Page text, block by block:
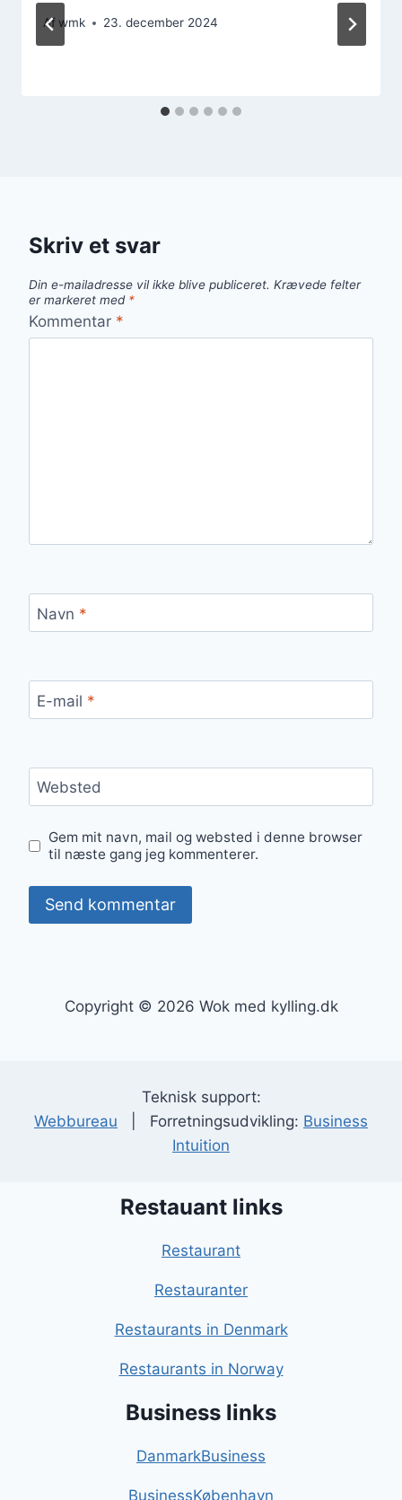
Af wmk 23. december 2024
Skriv et svar
Din e-mailadresse vil ikke blive publiceret. Krævede felter
er markeret med *
Kommentar *
Navn *
E-mail *
Websted
Gem mit navn, mail og websted i denne browser
til næste gang jeg kommenterer.
Copyright © 2026 Wok med kylling.dk
Teknisk support:
Webbureau | Forretningsudvikling: Business
Intuition
Restauant links
Restaurant
Restauranter
Restaurants in Denmark
Restaurants in Norway
Business links
DanmarkBusiness
BusinessKøbenhavn